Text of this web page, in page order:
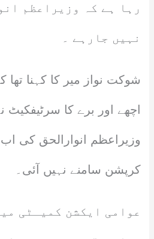
رہا ہے کہ وزیراعظم
نہیں جارہے ۔
شوکت نواز میر کا کہنا
اچھے اور برے کا سرٹیفکیٹ
وزیراعظم انوارالحق کی
کرپشن سامنے نہیں آئی۔
عوامی ایکشن کمیـٹی